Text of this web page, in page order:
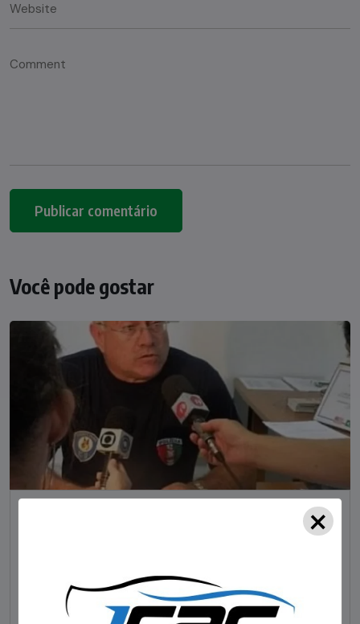
Você pode gostar
em bar morre em confronto com a polícia em SC
×